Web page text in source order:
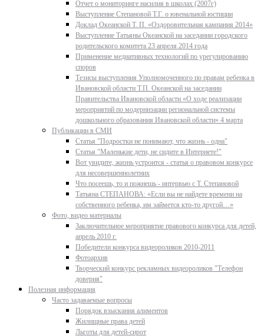
Отчет о мониторинге насилия в школах (2007г)
Выступление Степановой Т.Г. о ювенальной юстиции
Доклад Океанской Т. П. «Оздоровительная кампания 2014»
Выступление Татьяны Океанской на заседании городского
родительского комитета 23 апреля 2014 года
Применение медиативных технологий по урегулированию
споров
Тезисы выступления Уполномоченного по правам ребенка в
Ивановской области Т.П. Океанской на заседании
Правительства Ивановской области «О ходе реализации
мероприятий по модернизации региональной системы
дошкольного образования Ивановской области» 4 марта
Публикации в СМИ
Статья "Подростки не понимают, что жизнь - одна"
Статья "Маленькие дети, не сидите в Интернете!"
Вот увидите, жизнь устроится - статья о правовом конкурсе
для несовершеннолетних
Что посеешь, то и пожнешь - интервью с Т. Степановой
Татьяна СТЕПАНОВА: «Если вы не найдете времени на
собственного ребенка, им займется кто-то другой…»
Фото, видео материалы
Заключительное мероприятие правового конкурса для детей,
апрель 2010 г.
Победители конкурса видеороликов 2010-2011
Фотоархив
Творческий конкурс рекламных видеороликов "Телефон
доверия"
Полезная информация
Часто задаваемые вопросы
Порядок взыскания алиментов
Жилищные права детей
Льготы для детей-сирот